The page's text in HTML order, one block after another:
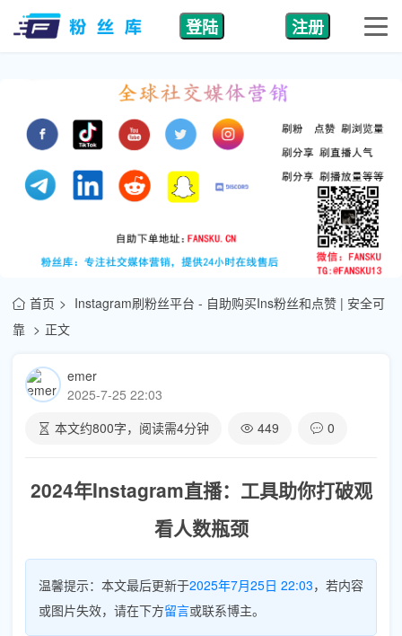
登陆 注册
首页
Instagram刷粉丝平台 - 自助购买Ins粉丝和点赞 | 安全可
靠
正文
emer
2025-7-25 22:03
本文约800字，阅读需4分钟 449 0
2024年Instagram直播：工具助你打破观
看人数瓶颈
温馨提示：本文最后更新于2025年7月25日 22:03，若内容
或图片失效，请在下方留言或联系博主。